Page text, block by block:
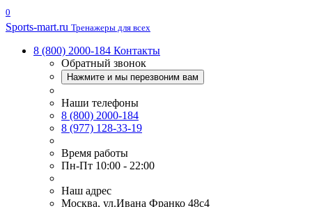
0
Sports-mart.ru Тренажеры для всех
8 (800) 2000-184 Контакты
Обратный звонок
Нажмите и мы перезвоним вам
Наши телефоны
8 (800) 2000-184
8 (977) 128-33-19
Время работы
Пн-Пт 10:00 - 22:00
Наш адрес
Москва, ул.Ивана Франко 48с4